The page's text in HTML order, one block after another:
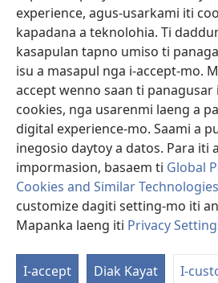
experience, agus-usarkami iti
kapadana a teknolohia. Ti
kasapulan tapno umiso ti
isu a masapul nga i-accept-mo.
accept wenno saan ti panagusar
cookies, nga usarenmi laeng a
digital experience-mo. Saami a
inegosio daytoy a datos. Para iti
impormasion, basaem ti Global
Cookies and Similar Technologies
customize dagiti setting-mo iti
Mapanka laeng iti Privacy
I-accept Diak Kayat I-
baro
a
window)
Watchtower ONLINE A LIBRARIA
(manglukat
iti
baro
a
JW Hub ®
(manglukat
iti
baro
window)
JW Library
Watchtower Library
Copyright© 2026 Watch Tower Bible and
PAGANNUROTAN ITI PANAGUSAR
KINAPRIBADO|SETTING ITI